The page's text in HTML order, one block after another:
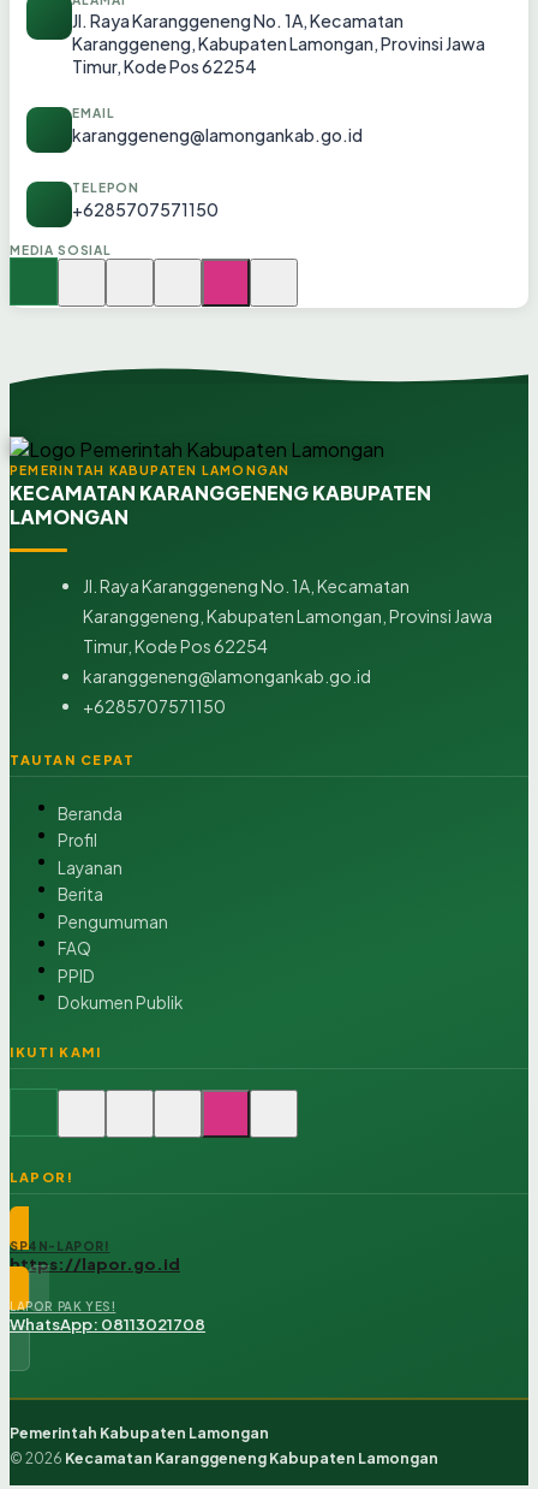
Jl. Raya Karanggeneng No. 1A, Kecamatan
Karanggeneng, Kabupaten Lamongan, Provinsi Jawa
Timur, Kode Pos 62254
EMAIL
karanggeneng@lamongankab.go.id
TELEPON
+6285707571150
MEDIA SOSIAL
PEMERINTAH KABUPATEN LAMONGAN
KECAMATAN KARANGGENENG KABUPATEN
LAMONGAN
Jl. Raya Karanggeneng No. 1A, Kecamatan
Karanggeneng, Kabupaten Lamongan, Provinsi Jawa
Timur, Kode Pos 62254
karanggeneng@lamongankab.go.id
+6285707571150
TAUTAN CEPAT
Beranda
Profil
Layanan
Berita
Pengumuman
FAQ
PPID
Dokumen Publik
IKUTI KAMI
LAPOR!
SP4N-LAPOR!
https://lapor.go.id
LAPOR PAK YES!
WhatsApp: 08113021708
Pemerintah Kabupaten Lamongan
© 2026 Kecamatan Karanggeneng Kabupaten Lamongan